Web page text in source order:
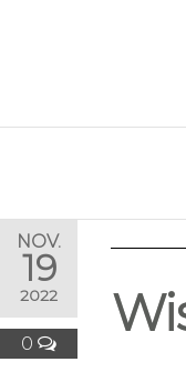
NOV.
19
2022
0